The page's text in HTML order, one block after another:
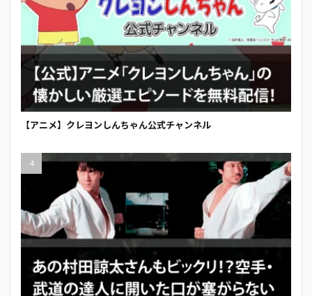
【アニメ】クレヨンしんちゃん公式チャンネル